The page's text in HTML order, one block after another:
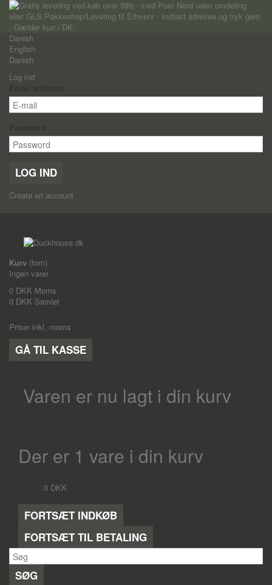
Danish
English
Danish
Log ind
LOG IND
Create an account
Kurv (tom)
Ingen varer
0 DKK Moms
0 DKK Samlet
Priser inkl. moms
GÅ TIL KASSE
Varen er nu lagt i din kurv
Der er 1 vare i din kurv
0 DKK
FORTSÆT INDKØB
FORTSÆT TIL BETALING
SØG